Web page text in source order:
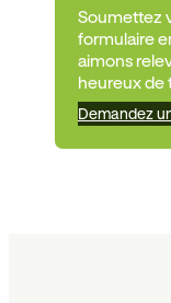
Soumettez
formulaire
aimons
heureux de
Demandez